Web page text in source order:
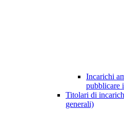
Incarichi
pubblicare
Titolari di
generali)